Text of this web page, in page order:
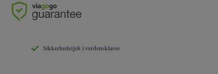
Sikkerhedstjek i verdensklasse